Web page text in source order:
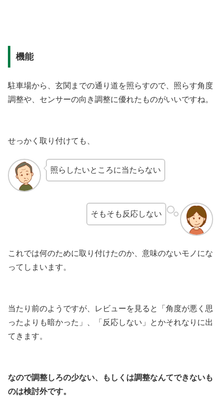
機能
駐車場から、玄関までの通り道を照らすので、照らす角度
調整や、センサーの向き調整に優れたものがいいですね。
せっかく取り付けても、
照らしたいところに当たらない
そもそも反応しない
これでは何のために取り付けたのか、意味のないモノにな
ってしまいます。
当たり前のようですが、レビューを見ると「角度が悪く思
ったよりも暗かった」、「反応しない」とかそれなりに出
てきます。
なので調整しろの少ない、もしくは調整なんてできないも
のは検討外です。